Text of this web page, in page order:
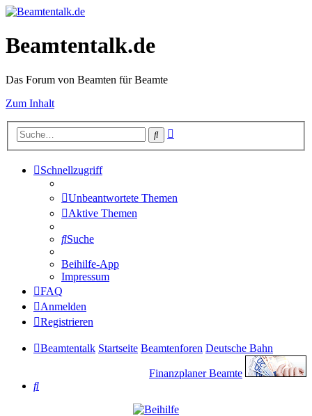
Beamtentalk.de
Das Forum von Beamten für Beamte
Zum Inhalt
Suche
Schnellzugriff
Unbeantwortete Themen
Aktive Themen
Suche
Beihilfe-App
Impressum
FAQ
Anmelden
Registrieren
Beamtentalk Startseite Beamtenforen Deutsche Bahn
Finanzplaner Beamte
Suche